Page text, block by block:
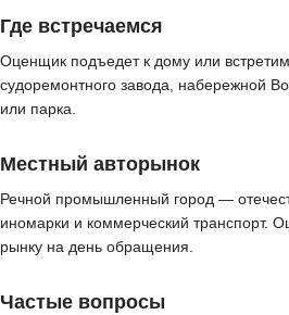
Где встречаемся
Оценщик подъедет к дому или
судоремонтного завода, набережной
или парка.
Местный авторынок
Речной промышленный город —
иномарки и коммерческий транспорт.
рынку на день обращения.
Частые вопросы